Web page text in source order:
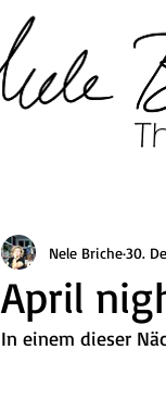
April
Nele Briche30.
In einem dieser